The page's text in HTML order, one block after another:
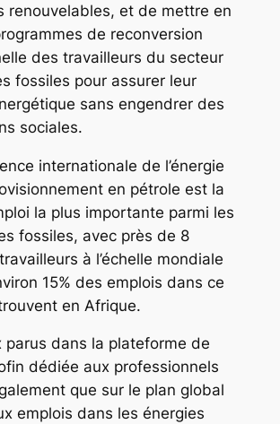
renouvelables, et de mettre en
de reconversion
des travailleurs du secteur
fossiles pour assurer leur
sans engendrer des
sociales.
internationale de l’énergie
en pétrole est la
la plus importante parmi les
fossiles, avec près de 8
à l’échelle mondiale
15% des emplois dans ce
en Afrique.
parus dans la plateforme de
dédiée aux professionnels
que sur le plan global
emplois dans les énergies